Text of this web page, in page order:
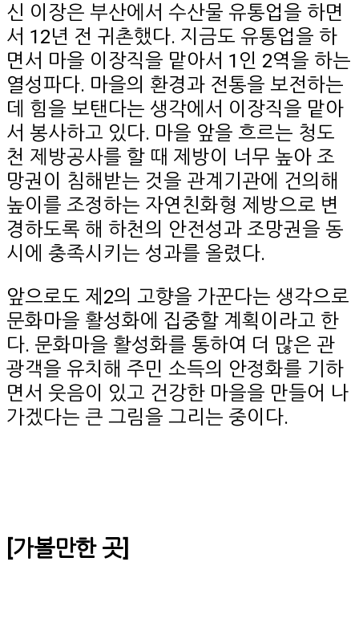
신 이장은 부산에서 수산물 유통업을 하면
서 12년 전 귀촌했다. 지금도 유통업을 하
면서 마을 이장직을 맡아서 1인 2역을 하는
열성파다. 마을의 환경과 전통을 보전하는
데 힘을 보탠다는 생각에서 이장직을 맡아
서 봉사하고 있다. 마을 앞을 흐르는 청도
천 제방공사를 할 때 제방이 너무 높아 조
망권이 침해받는 것을 관계기관에 건의해
높이를 조정하는 자연친화형 제방으로 변
경하도록 해 하천의 안전성과 조망권을 동
시에 충족시키는 성과를 올렸다.
앞으로도 제2의 고향을 가꾼다는 생각으로
문화마을 활성화에 집중할 계획이라고 한
다. 문화마을 활성화를 통하여 더 많은 관
광객을 유치해 주민 소득의 안정화를 기하
면서 웃음이 있고 건강한 마을을 만들어 나
가겠다는 큰 그림을 그리는 중이다.
[가볼만한 곳]